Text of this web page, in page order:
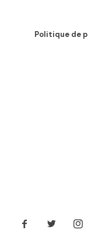
Politique de